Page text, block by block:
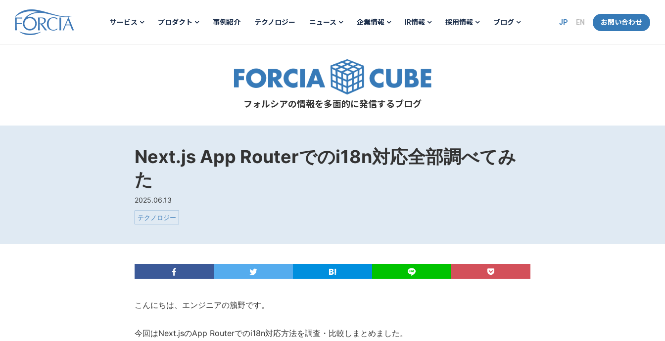
サービス プロダクト 事例紹介 テクノロジー ニュース 企業情報 IR情報 採用情報 ブログ JP EN お問い合わせ
フォルシアの情報を多面的に発信するブログ
Next.js App Routerでのi18n対応全部調べてみ
た
2025.06.13
テクノロジー
こんにちは、エンジニアの籏野です。
今回はNext.jsのApp Routerでのi18n対応方法を調査・比較しまとめました。